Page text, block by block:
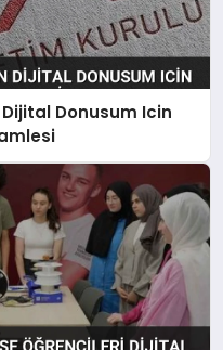
Donusum Icin